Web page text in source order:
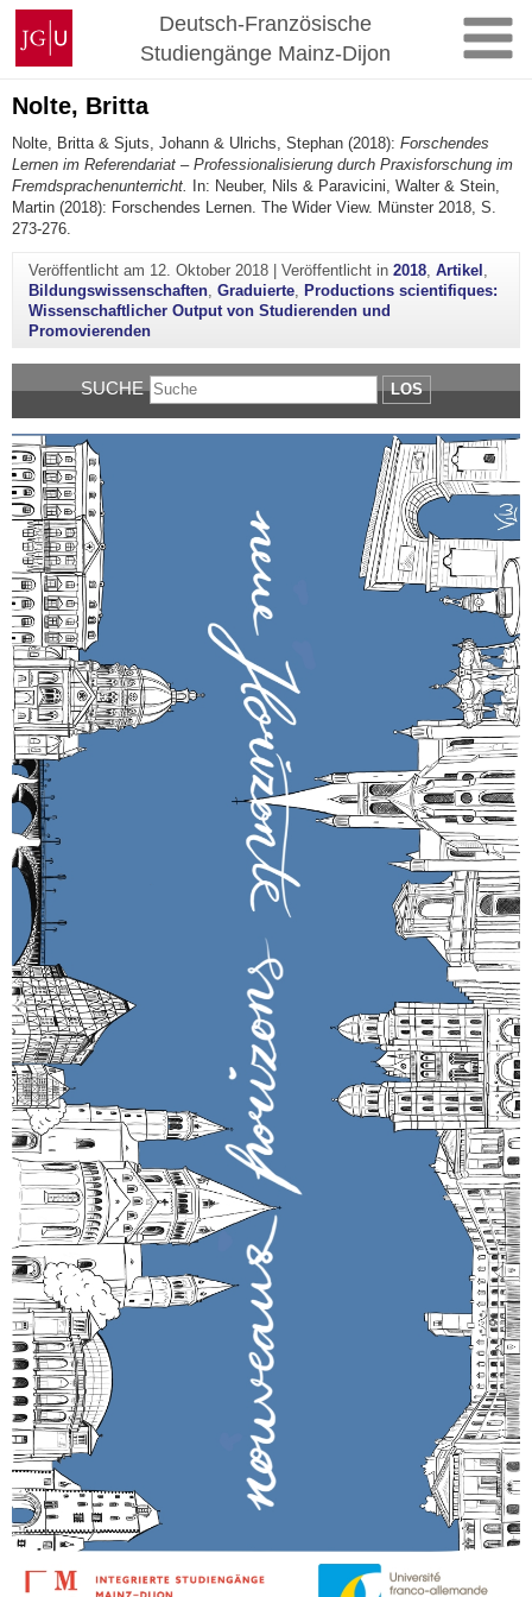
Zum
Inhalt
springen
Johannes
Gutenberg-
Universität
Mainz
Deutsch-Französische
Studiengänge Mainz-Dijon
Nolte, Britta
Nolte, Britta & Sjuts, Johann & Ulrichs, Stephan (2018): Forschendes
Lernen im Referendariat – Professionalisierung durch Praxisforschung im
Fremdsprachenunterricht. In: Neuber, Nils & Paravicini, Walter & Stein,
Martin (2018): Forschendes Lernen. The Wider View. Münster 2018, S.
273-276.
Veröffentlicht am 12. Oktober 2018| Veröffentlicht in 2018, Artikel
Bildungswissenschaften, Graduierte,
Productions scientifiques:
Wissenschaftlicher Output von Studierenden und
Promovierenden
SUCHE LOS